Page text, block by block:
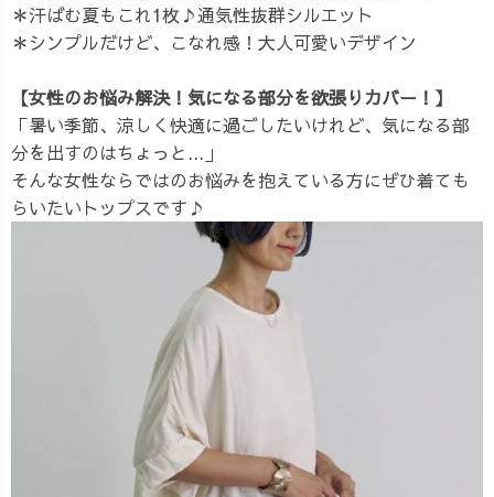
＊汗ばむ夏もこれ1枚♪通気性抜群シルエット
＊シンプルだけど、こなれ感！大人可愛いデザイン
【女性のお悩み解決！気になる部分を欲張りカバー！】
「暑い季節、涼しく快適に過ごしたいけれど、気になる部
分を出すのはちょっと...」
そんな女性ならではのお悩みを抱えている方にぜひ着ても
らいたいトップスです♪